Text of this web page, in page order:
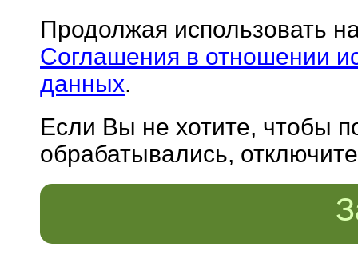
Продолжая использовать
Соглашения в отношении
данных.
Если Вы не хотите, чтобы
обрабатывались,